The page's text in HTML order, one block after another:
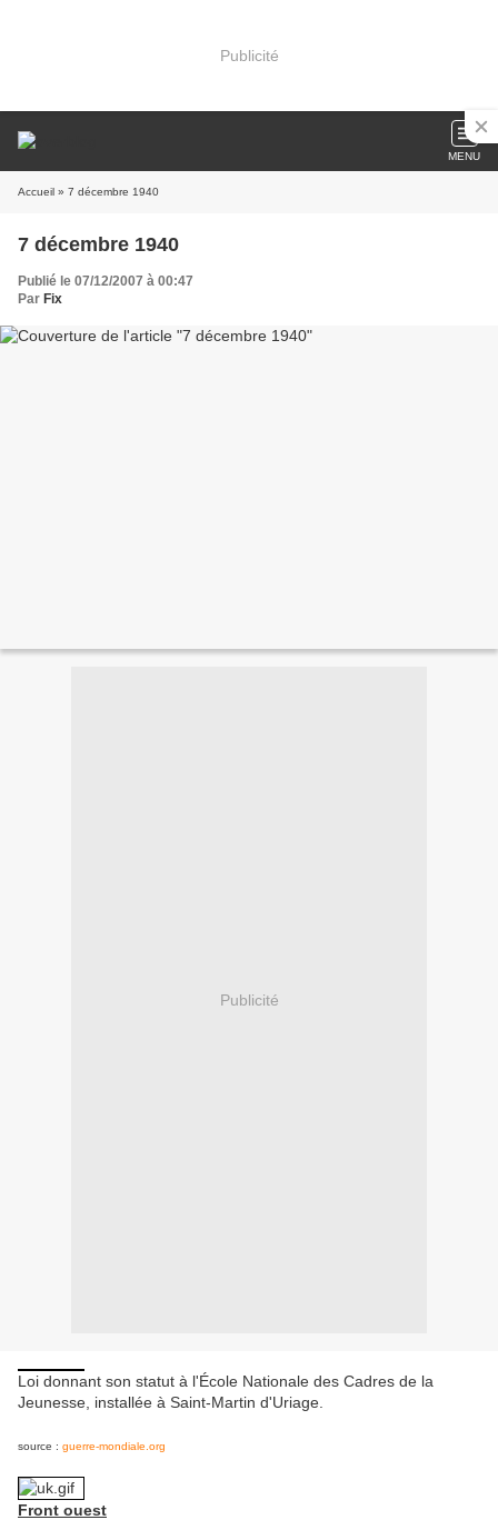
Publicité
MENU
Accueil » 7 décembre 1940
7 décembre 1940
Publié le 07/12/2007 à 00:47
Par Fix
Publicité
Loi donnant son statut à l'École Nationale des Cadres de la
Jeunesse, installée à Saint-Martin d'Uriage.
source : guerre-mondiale.org
Front ouest